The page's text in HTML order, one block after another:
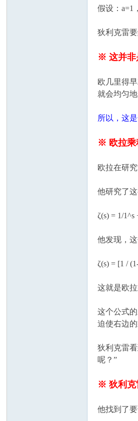
假设：a=1
狄利克雷
※ 这并非
欧几里得
就会均匀
所以，这
※ 欧拉乘
欧拉在研
他研究了
ζ(s) = 1/
他发现，
ζ(s) = [1 /
这就是欧拉
这个公式
迫使右边
狄利克雷
呢？”
※ 狄利克
他找到了